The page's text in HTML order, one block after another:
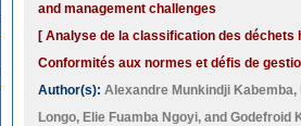
and management challenges
[ Analyse de la classification des
Conformités aux normes et défis de
Author(s): Alexandre Munkindji Kabemba,
Longo, Elie Fuamba Ngoyi, and Godefroid